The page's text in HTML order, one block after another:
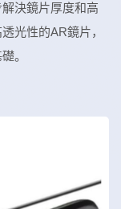
決鏡片厚度和高
光性的AR鏡片，
。